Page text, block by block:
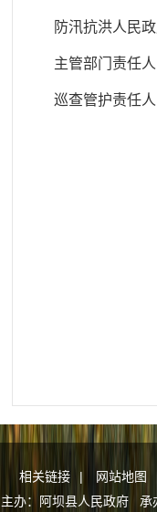
防汛抗洪人民
主管部门责任人
巡查管护责任
相关链接 | 网站地图
主办：阿坝县人民政府 承